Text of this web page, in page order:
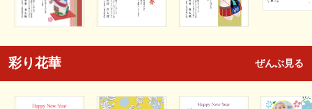
彩り花華 ぜんぶ見る